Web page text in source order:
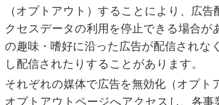
（オプトアウト）することにより、広
クセスデータの利用を停止できる場合が
の趣味・嗜好に沿った広告が配信されな
し配信されたりすることがあります。
それぞれの媒体で広告を無効化（オプト
オプトアウトページへアクセスし、各